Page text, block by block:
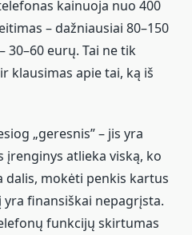
kainuoja nuo 400
– dažniausiai 80–150
30–60 eurų. Tai ne tik
klausimas apie tai, ką iš
„geresnis” – jis yra
įrenginys atlieka viską, ko
dalis, mokėti penkis kartus
finansiškai nepagrįsta.
funkcijų skirtumas